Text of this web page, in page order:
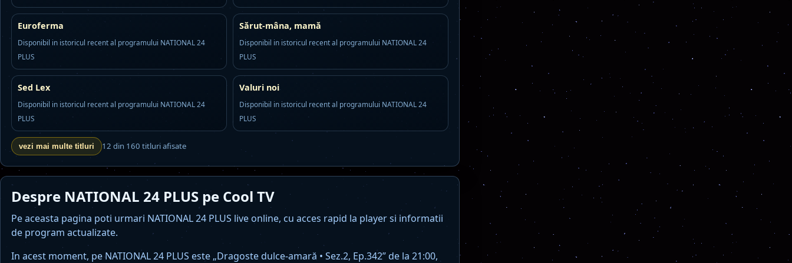
Euroferma
Disponibil in istoricul recent al programului NATIONAL 24
PLUS
Sărut-mâna, mamă
Disponibil in istoricul recent al programului NATIONAL 24
PLUS
Sed Lex
Disponibil in istoricul recent al programului NATIONAL 24
PLUS
Valuri noi
Disponibil in istoricul recent al programului NATIONAL 24
PLUS
vezi mai multe titluri 12 din 160 titluri afisate
Despre NATIONAL 24 PLUS pe Cool TV
Pe aceasta pagina poti urmari NATIONAL 24 PLUS live online, cu acces rapid la player si informatii
de program actualizate.
In acest moment, pe NATIONAL 24 PLUS este „Dragoste dulce-amară • Sez.2, Ep.342” de la 21:00,